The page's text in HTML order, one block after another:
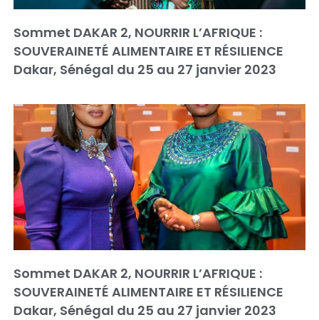
Sommet DAKAR 2, NOURRIR L’AFRIQUE :
SOUVERAINETÉ ALIMENTAIRE ET RÉSILIENCE
Dakar, Sénégal du 25 au 27 janvier 2023
Sommet DAKAR 2, NOURRIR L’AFRIQUE :
SOUVERAINETÉ ALIMENTAIRE ET RÉSILIENCE
Dakar, Sénégal du 25 au 27 janvier 2023